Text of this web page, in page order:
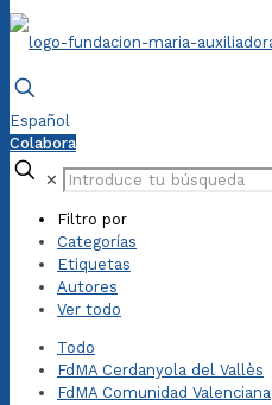
Español
Colabora
✕
Filtro por
Categorías
Etiquetas
Autores
Ver todo
Todo
FdMA Cerdanyola del Vallès
FdMA Comunidad Valenciana